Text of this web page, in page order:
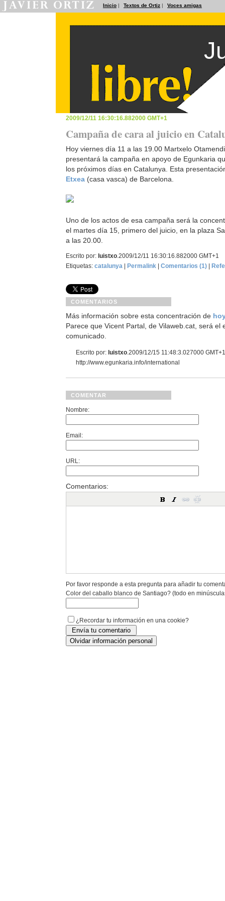
Inicio | Textos de Ortiz | Voces amigas
2009/12/11 16:30:16.882000 GMT+1
Campaña de cara al juicio en
Hoy viernes día 11 a las 19.00 Martxelo
presentará la campaña en apoyo de Egunkaria
los próximos días en Catalunya. Esta
Etxea (casa vasca) de Barcelona.
Uno de los actos de esa campaña será la
el martes día 15, primero del juicio, en la plaza
a las 20.00.
Escrito por: luistxo .2009/12/11 16:30:16.882000 GMT+1
Etiquetas: catalunya | Permalink | Comentarios (1) |
COMENTARIOS
Más información sobre esta concentración de
Parece que Vicent Partal, de Vilaweb.cat, será el
comunicado.
Escrito por: luistxo .2009/12/15 11:48:3.027000 GMT+1
http://www.egunkaria.info/international
COMENTAR
Nombre:
Email:
URL:
Comentarios:
Por favor responde a esta pregunta para añadir tu
Color del caballo blanco de Santiago? (todo en
¿Recordar tu información en una cookie?